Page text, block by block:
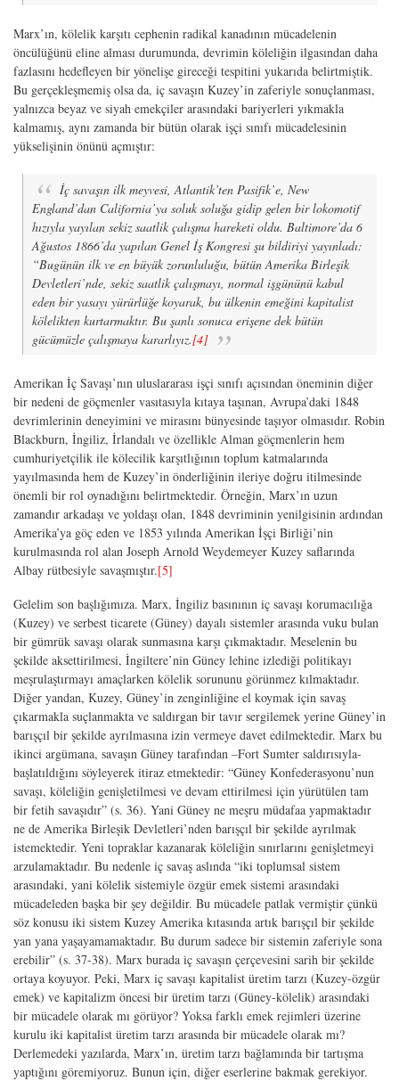
Marx’ın, kölelik karşıtı cephenin radikal kanadının mücadelenin
öncülüğünü eline alması durumunda, devrimin köleliğin ilgasından daha
fazlasını hedefleyen bir yönelişe gireceği tespitini yukarıda belirtmiştik.
Bu gerçekleşmemiş olsa da, iç savaşın Kuzey’in zaferiyle sonuçlanması,
yalnızca beyaz ve siyah emekçiler arasındaki bariyerleri yıkmakla
kalmamış, aynı zamanda bir bütün olarak işçi sınıfı mücadelesinin
yükselişinin önünü açmıştır:
İç savaşın ilk meyvesi, Atlantik’ten Pasifik’e, New
England’dan California’ya soluk soluğa gidip gelen bir lokomotif
hızıyla yayılan sekiz saatlik çalışma hareketi oldu. Baltimore’da 6
Ağustos 1866’da yapılan Genel İş Kongresi şu bildiriyi yayınladı:
“Bugünün ilk ve en büyük zorunluluğu, bütün Amerika Birleşik
Devletleri’nde, sekiz saatlik çalışmayı, normal işgününü kabul
eden bir yasayı yürürlüğe koyarak, bu ülkenin emeğini kapitalist
kölelikten kurtarmaktır. Bu şanlı sonuca erişene dek bütün
gücümüzle çalışmaya kararlıyız.[4]
Amerikan İç Savaşı’nın uluslararası işçi sınıfı açısından öneminin diğer
bir nedeni de göçmenler vasıtasıyla kıtaya taşınan, Avrupa’daki 1848
devrimlerinin deneyimini ve mirasını bünyesinde taşıyor olmasıdır. Robin
Blackburn, İngiliz, İrlandalı ve özellikle Alman göçmenlerin hem
cumhuriyetçilik ile kölecilik karşıtlığının toplum katmalarında
yayılmasında hem de Kuzey’in önderliğinin ileriye doğru itilmesinde
önemli bir rol oynadığını belirtmektedir. Örneğin, Marx’ın uzun
zamandır arkadaşı ve yoldaşı olan, 1848 devriminin yenilgisinin ardından
Amerika’ya göç eden ve 1853 yılında Amerikan İşçi Birliği’nin
kurulmasında rol alan Joseph Arnold Weydemeyer Kuzey saflarında
Albay rütbesiyle savaşmıştır.[5]
Gelelim son başlığımıza. Marx, İngiliz basınının iç savaşı korumacılığa
(Kuzey) ve serbest ticarete (Güney) dayalı sistemler arasında vuku bulan
bir gümrük savaşı olarak sunmasına karşı çıkmaktadır. Meselenin bu
şekilde aksettirilmesi, İngiltere’nin Güney lehine izlediği politikayı
meşrulaştırmayı amaçlarken kölelik sorununu görünmez kılmaktadır.
Diğer yandan, Kuzey, Güney’in zenginliğine el koymak için savaş
çıkarmakla suçlanmakta ve saldırgan bir tavır sergilemek yerine Güney’in
barışçıl bir şekilde ayrılmasına izin vermeye davet edilmektedir. Marx bu
ikinci argümana, savaşın Güney tarafından –Fort Sumter saldırısıyla-
başlatıldığını söyleyerek itiraz etmektedir: “Güney Konfederasyonu’nun
savaşı, köleliğin genişletilmesi ve devam ettirilmesi için yürütülen tam
bir fetih savaşıdır” (s. 36). Yani Güney ne meşru müdafaa yapmaktadır
ne de Amerika Birleşik Devletleri’nden barışçıl bir şekilde ayrılmak
istemektedir. Yeni topraklar kazanarak köleliğin sınırlarını genişletmeyi
arzulamaktadır. Bu nedenle iç savaş aslında “iki toplumsal sistem
arasındaki, yani kölelik sistemiyle özgür emek sistemi arasındaki
mücadeleden başka bir şey değildir. Bu mücadele patlak vermiştir çünkü
söz konusu iki sistem Kuzey Amerika kıtasında artık barışçıl bir şekilde
yan yana yaşayamamaktadır. Bu durum sadece bir sistemin zaferiyle sona
erebilir” (s. 37-38). Marx burada iç savaşın çerçevesini sarih bir şekilde
ortaya koyuyor. Peki, Marx iç savaşı kapitalist üretim tarzı (Kuzey-özgür
emek) ve kapitalizm öncesi bir üretim tarzı (Güney-kölelik) arasındaki
bir mücadele olarak mı görüyor? Yoksa farklı emek rejimleri üzerine
kurulu iki kapitalist üretim tarzı arasında bir mücadele olarak mı?
Derlemedeki yazılarda, Marx’ın, üretim tarzı bağlamında bir tartışma
yaptığını göremiyoruz. Bunun için, diğer eserlerine bakmak gerekiyor.